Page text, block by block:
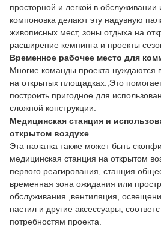
просторной и легкой в
компоновка делают эту надувную
живописных мест, зоны отдыха на
расширение кемпинга и проекты
Временное рабочее место для
Многие команды проекта
на открытых площадках.,Это
построить пригодное для
сложной конструкции.
Медицинская станция и
открытом воздухе
Эта палатка также может быть
медицинская станция на открытом
первого реагирования, станция
временная зона ожидания или
обслуживания.,вентиляция,
настил и другие аксессуары,
потребностям проекта.